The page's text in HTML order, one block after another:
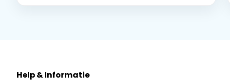
Help & Informatie